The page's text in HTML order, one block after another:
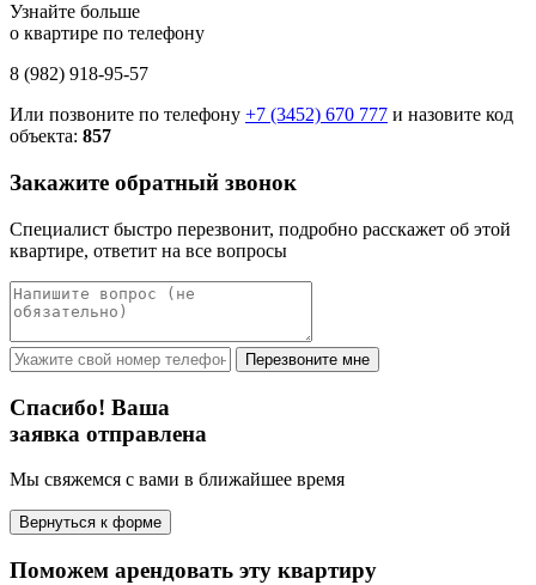
Узнайте больше
о квартире по телефону
8 (982) 918-95-57
Или позвоните по телефону +7 (3452) 670 777 и назовите код
объекта: 857
Закажите обратный звонок
Специалист быстро перезвонит, подробно расскажет об этой
квартире, ответит на все вопросы
Перезвоните мне
Спасибо! Ваша
заявка отправлена
Мы свяжемся с вами в ближайшее время
Вернуться к форме
Поможем арендовать эту квартиру